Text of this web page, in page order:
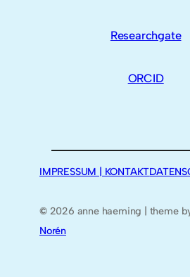
Researchgate
ORCID
IMPRESSUM | KONTAKT
©2026 anne haeming | theme
Norén